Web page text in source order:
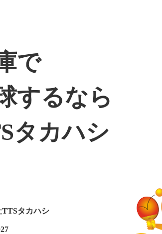
で
するなら
タカハシ
TTSタカハシ